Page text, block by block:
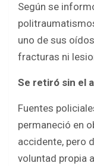
Según se
uno de sus
fracturas ni
Se retiró sin el
Fuentes
permaneció en
accidente, pero
voluntad propia